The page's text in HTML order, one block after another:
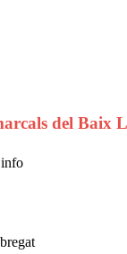
del Baix